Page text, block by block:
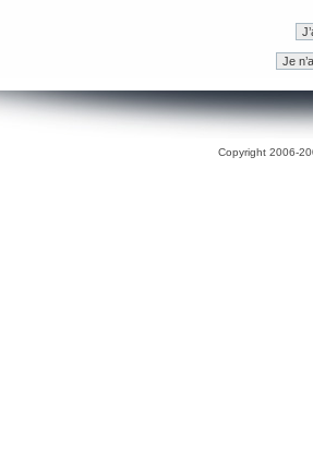
Copyright 2006-